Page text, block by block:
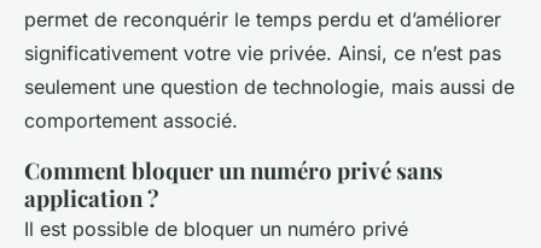
permet de reconquérir le temps perdu et d’améliorer
significativement votre vie privée. Ainsi, ce n’est pas
seulement une question de technologie, mais aussi de
comportement associé.
Comment bloquer un numéro privé sans
application ?
Il est possible de bloquer un numéro privé